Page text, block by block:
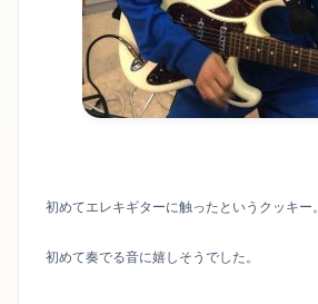
初めてエレキギターに触ったというクッキー。
初めて奏でる音に嬉しそうでした。